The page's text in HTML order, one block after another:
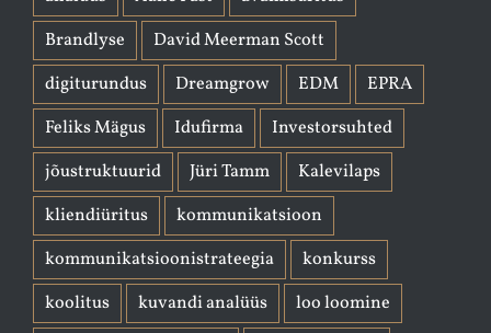
Brandlyse
David Meerman Scott
digiturundus
Dreamgrow EDM
EPRA
Feliks Mägus
Idufirma
Investorsuhted
jõustruktuurid
Jüri Tamm
Kalevilaps
kliendiüritus
kommunikatsioon
kommunikatsioonistrateegia
konkurss
koolitus
kuvandi analüüs
loo loomine